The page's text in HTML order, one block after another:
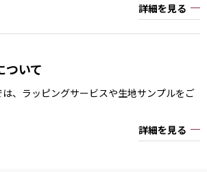
詳細を見る
ついて
、ラッピングサービスや生地サンプルをご
詳細を見る